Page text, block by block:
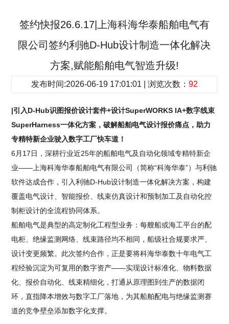
签约快报26.6.17|上海科海华泰船舶电气有
限公司签约利驰D-Hub设计制造一体化解决
方案,赋能船舶电气智造升级!
发布时间:2026-06-19 17:01:01 | 浏览次数： 92
|引入D-Hub识图报价设计套件+设计SuperWORKS IA+数字线束
SuperHarness一体化方案，破解船舶电气设计报价痛点，助力
专精特新企业驶入数字工厂快车道！
6月17日，深耕行业近25年的船舶电气及自动化领域专精特新企
业——上海科海华泰船舶电气有限公司（简称“科海华泰”）与利驰
软件达成合作，引入利驰D-Hub设计制造一体化解决方案，构建
覆盖电气设计、智能报价、线束仿真设计和预制加工及自动化控
制柜设计的全流程协同体系。
船舶电气是典型的高定制化工程型业务：每艘船或海工平台的配
电柜、绝缘监测网络、线束路径均不相同，船级社合规要求严、
设计变更频繁。此次签约合作，正是要将科海华泰数十年电气工
程经验沉淀为可复用的数字资产——实现设计标准化、物料数据
化、报价自动化、线束精细化，打通从原理图到生产的数据闭
环，直指降本增效与数字工厂落地，为其船舶配电与绝缘监测赛
道的竞争壁垒添加数字化支撑。